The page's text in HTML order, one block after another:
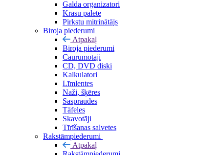
Galda organizatori
Krāsu palete
Pirkstu mitrinātājs
Biroja piederumi
Atpakaļ
Biroja piederumi
Caurumotāji
CD, DVD diski
Kalkulatori
Līmlentes
Naži, šķēres
Saspraudes
Tāfeles
Skavotāji
Tīrīšanas salvetes
Rakstāmpiederumi
Atpakaļ